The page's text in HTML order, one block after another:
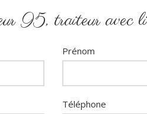
95, traiteur avec
Prénom
Téléphone